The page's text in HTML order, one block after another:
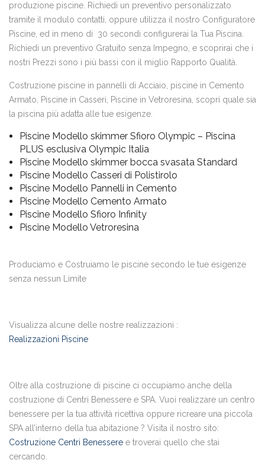
produzione piscine. Richiedi un preventivo personalizzato
tramite il modulo contatti, oppure utilizza il nostro Configuratore
Piscine, ed in meno di 30 secondi configurerai la Tua Piscina.
Richiedi un preventivo Gratuito senza Impegno, e scoprirai che i
nostri Prezzi sono i più bassi con il miglio Rapporto Qualità.
Costruzione piscine in pannelli di Acciaio, piscine in Cemento
Armato, Piscine in Casseri, Piscine in Vetroresina, scopri quale sia
la piscina più adatta alle tue esigenze.
Piscine Modello skimmer Sfioro Olympic – Piscina
PLUS esclusiva Olympic Italia
Piscine Modello skimmer bocca svasata Standard
Piscine Modello Casseri di Polistirolo
Piscine Modello Pannelli in Cemento
Piscine Modello Cemento Armato
Piscine Modello Sfioro Infinity
Piscine Modello Vetroresina
Produciamo e Costruiamo le piscine secondo le tue esigenze
senza nessun Limite
Visualizza alcune delle nostre realizzazioni :
Realizzazioni Piscine
Oltre alla costruzione di piscine ci occupiamo anche della
costruzione di Centri Benessere e SPA. Vuoi realizzare un centro
benessere per la tua attività ricettiva oppure ricreare una piccola
SPA all’interno della tua abitazione ? Visita il nostro sito:
Costruzione Centri Benessere e troverai quello che stai
cercando.